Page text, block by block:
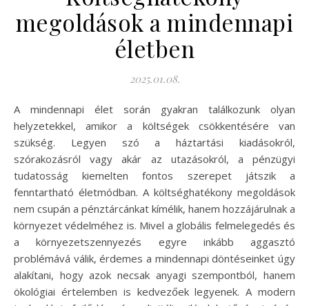
megoldások a mindennapi
életben
2025.01.08.
A mindennapi élet során gyakran találkozunk olyan
helyzetekkel, amikor a költségek csökkentésére van
szükség. Legyen szó a háztartási kiadásokról,
szórakozásról vagy akár az utazásokról, a pénzügyi
tudatosság kiemelten fontos szerepet játszik a
fenntartható életmódban. A költséghatékony megoldások
nem csupán a pénztárcánkat kímélik, hanem hozzájárulnak a
környezet védelméhez is. Mivel a globális felmelegedés és
a környezetszennyezés egyre inkább aggasztó
problémává válik, érdemes a mindennapi döntéseinket úgy
alakítani, hogy azok necsak anyagi szempontból, hanem
ökológiai értelemben is kedvezőek legyenek. A modern